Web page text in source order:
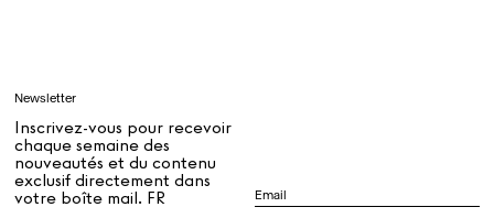
Dr Stolberg's Daily Habits to Support Your Inner Health
Newsletter
Inscrivez-vous pour recevoir
chaque semaine des
nouveautés et du contenu
exclusif directement dans
votre boîte mail. FR